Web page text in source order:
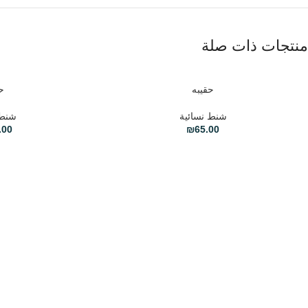
منتجات ذات صلة
حقيبه
شنط نسائية
₪65.00